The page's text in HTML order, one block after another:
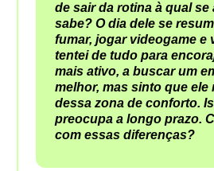
de sair da rotina à qual se
sabe? O dia dele se
fumar, jogar videogame e
tentei de tudo para
mais ativo, a buscar um
melhor, mas sinto que ele
dessa zona de conforto.
preocupa a longo prazo.
com essas diferenças?